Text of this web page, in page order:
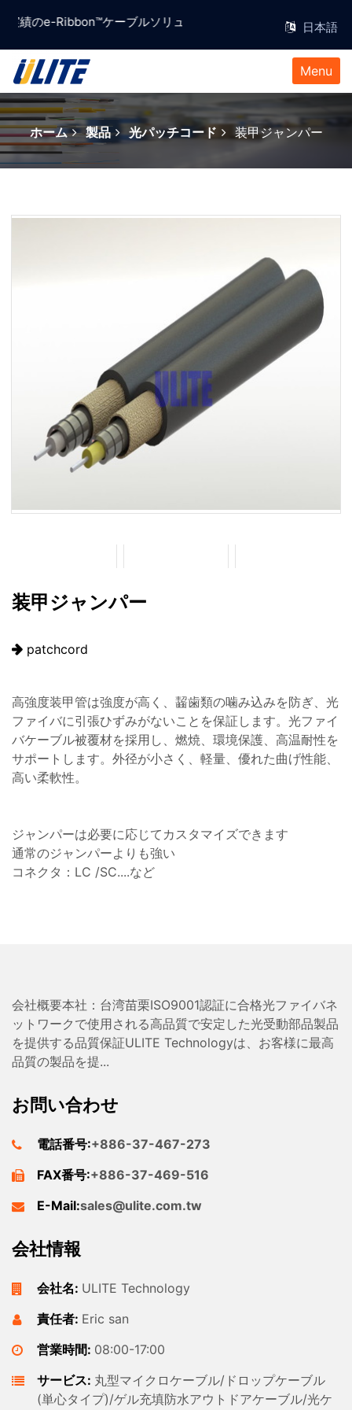
績のe-Ribbon™ケーブルソリューションプロバイダー。
Menu
ホーム 製品 光パッチコード 装甲ジャンパー
装甲ジャンパー
patchcord
高強度装甲管は強度が高く、齧歯類の噛み込みを防ぎ、光
ファイバに引張ひずみがないことを保証します。光ファイ
バケーブル被覆材を採用し、燃焼、環境保護、高温耐性を
サポートします。外径が小さく、軽量、優れた曲げ性能、
高い柔軟性。
ジャンパーは必要に応じてカスタマイズできます
通常のジャンパーよりも強い
コネクタ：LC /SC....など
会社概要本社：台湾苗栗ISO9001認証に合格光ファイバネ
ットワークで使用される高品質で安定した光受動部品製品
を提供する品質保証ULITE Technologyは、お客様に最高
品質の製品を提...
お問い合わせ
電話番号:+886-37-467-273
FAX番号:+886-37-469-516
E-Mail:sales@ulite.com.tw
会社情報
会社名: ULITE Technology
責任者: Eric san
営業時間: 08:00-17:00
サービス: 丸型マイクロケーブル/ドロップケーブル
(単心タイプ)/ゲル充填防水アウトドアケーブル/光ケ